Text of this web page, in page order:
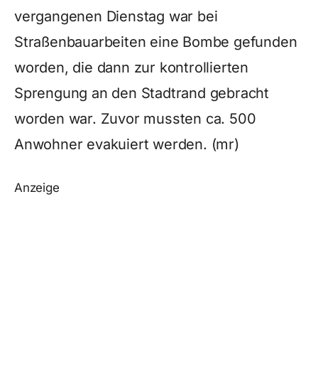
vergangenen Dienstag war bei
Straßenbauarbeiten eine Bombe gefunden
worden, die dann zur kontrollierten
Sprengung an den Stadtrand gebracht
worden war. Zuvor mussten ca. 500
Anwohner evakuiert werden. (mr)
Anzeige